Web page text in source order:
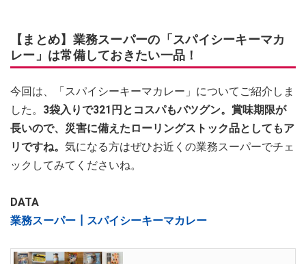
【まとめ】業務スーパーの「スパイシーキーマカ
レー」は常備しておきたい一品！
今回は、「スパイシーキーマカレー」についてご紹介しま
した。 3袋入りで321円とコスパもバツグン。賞味期限が
長いので、災害に備えたローリングストック品としてもア
リですね。 気になる方はぜひお近くの業務スーパーでチェ
ックしてみてくださいね。
DATA
業務スーパー┃スパイシーキーマカレー